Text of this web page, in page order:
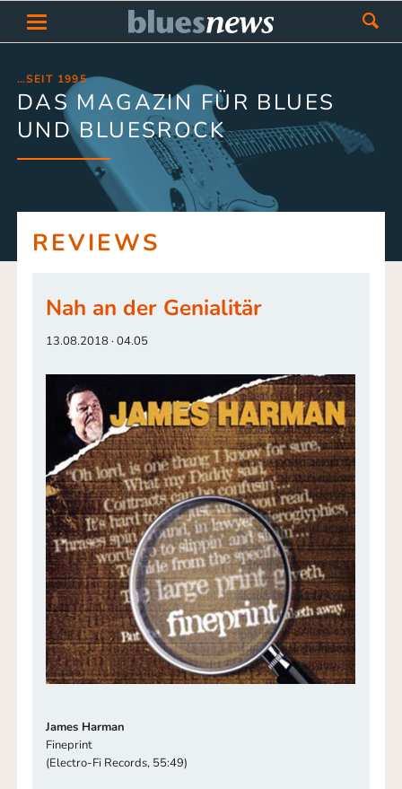
…SEIT 1995
DAS MAGAZIN FÜR BLUES
UND BLUESROCK
REVIEWS
Nah an der Genialitär
13.08.2018 · 04.05
James Harman
Fineprint
(Electro-Fi Records, 55:49)